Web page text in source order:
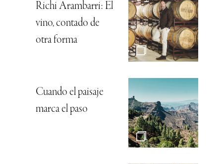
Richi Arambarri: El
vino, contado de
otra forma
Cuando el paisaje
marca el paso